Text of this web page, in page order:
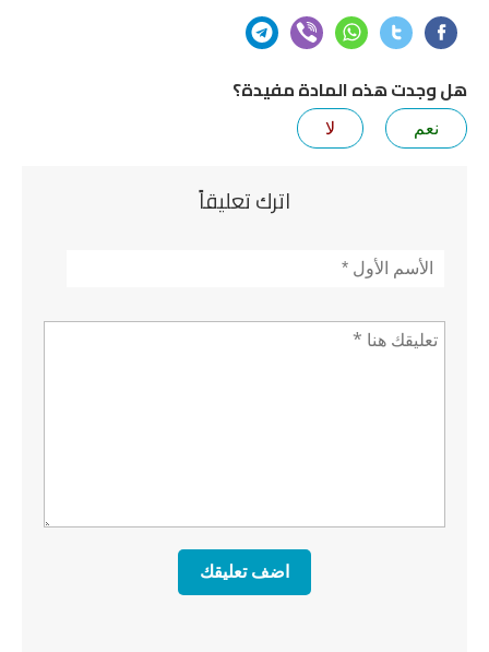
هل وجدت هذه المادة مفيدة؟
نعم لا
اترك تعليقاً
الأسم*
تعليق *